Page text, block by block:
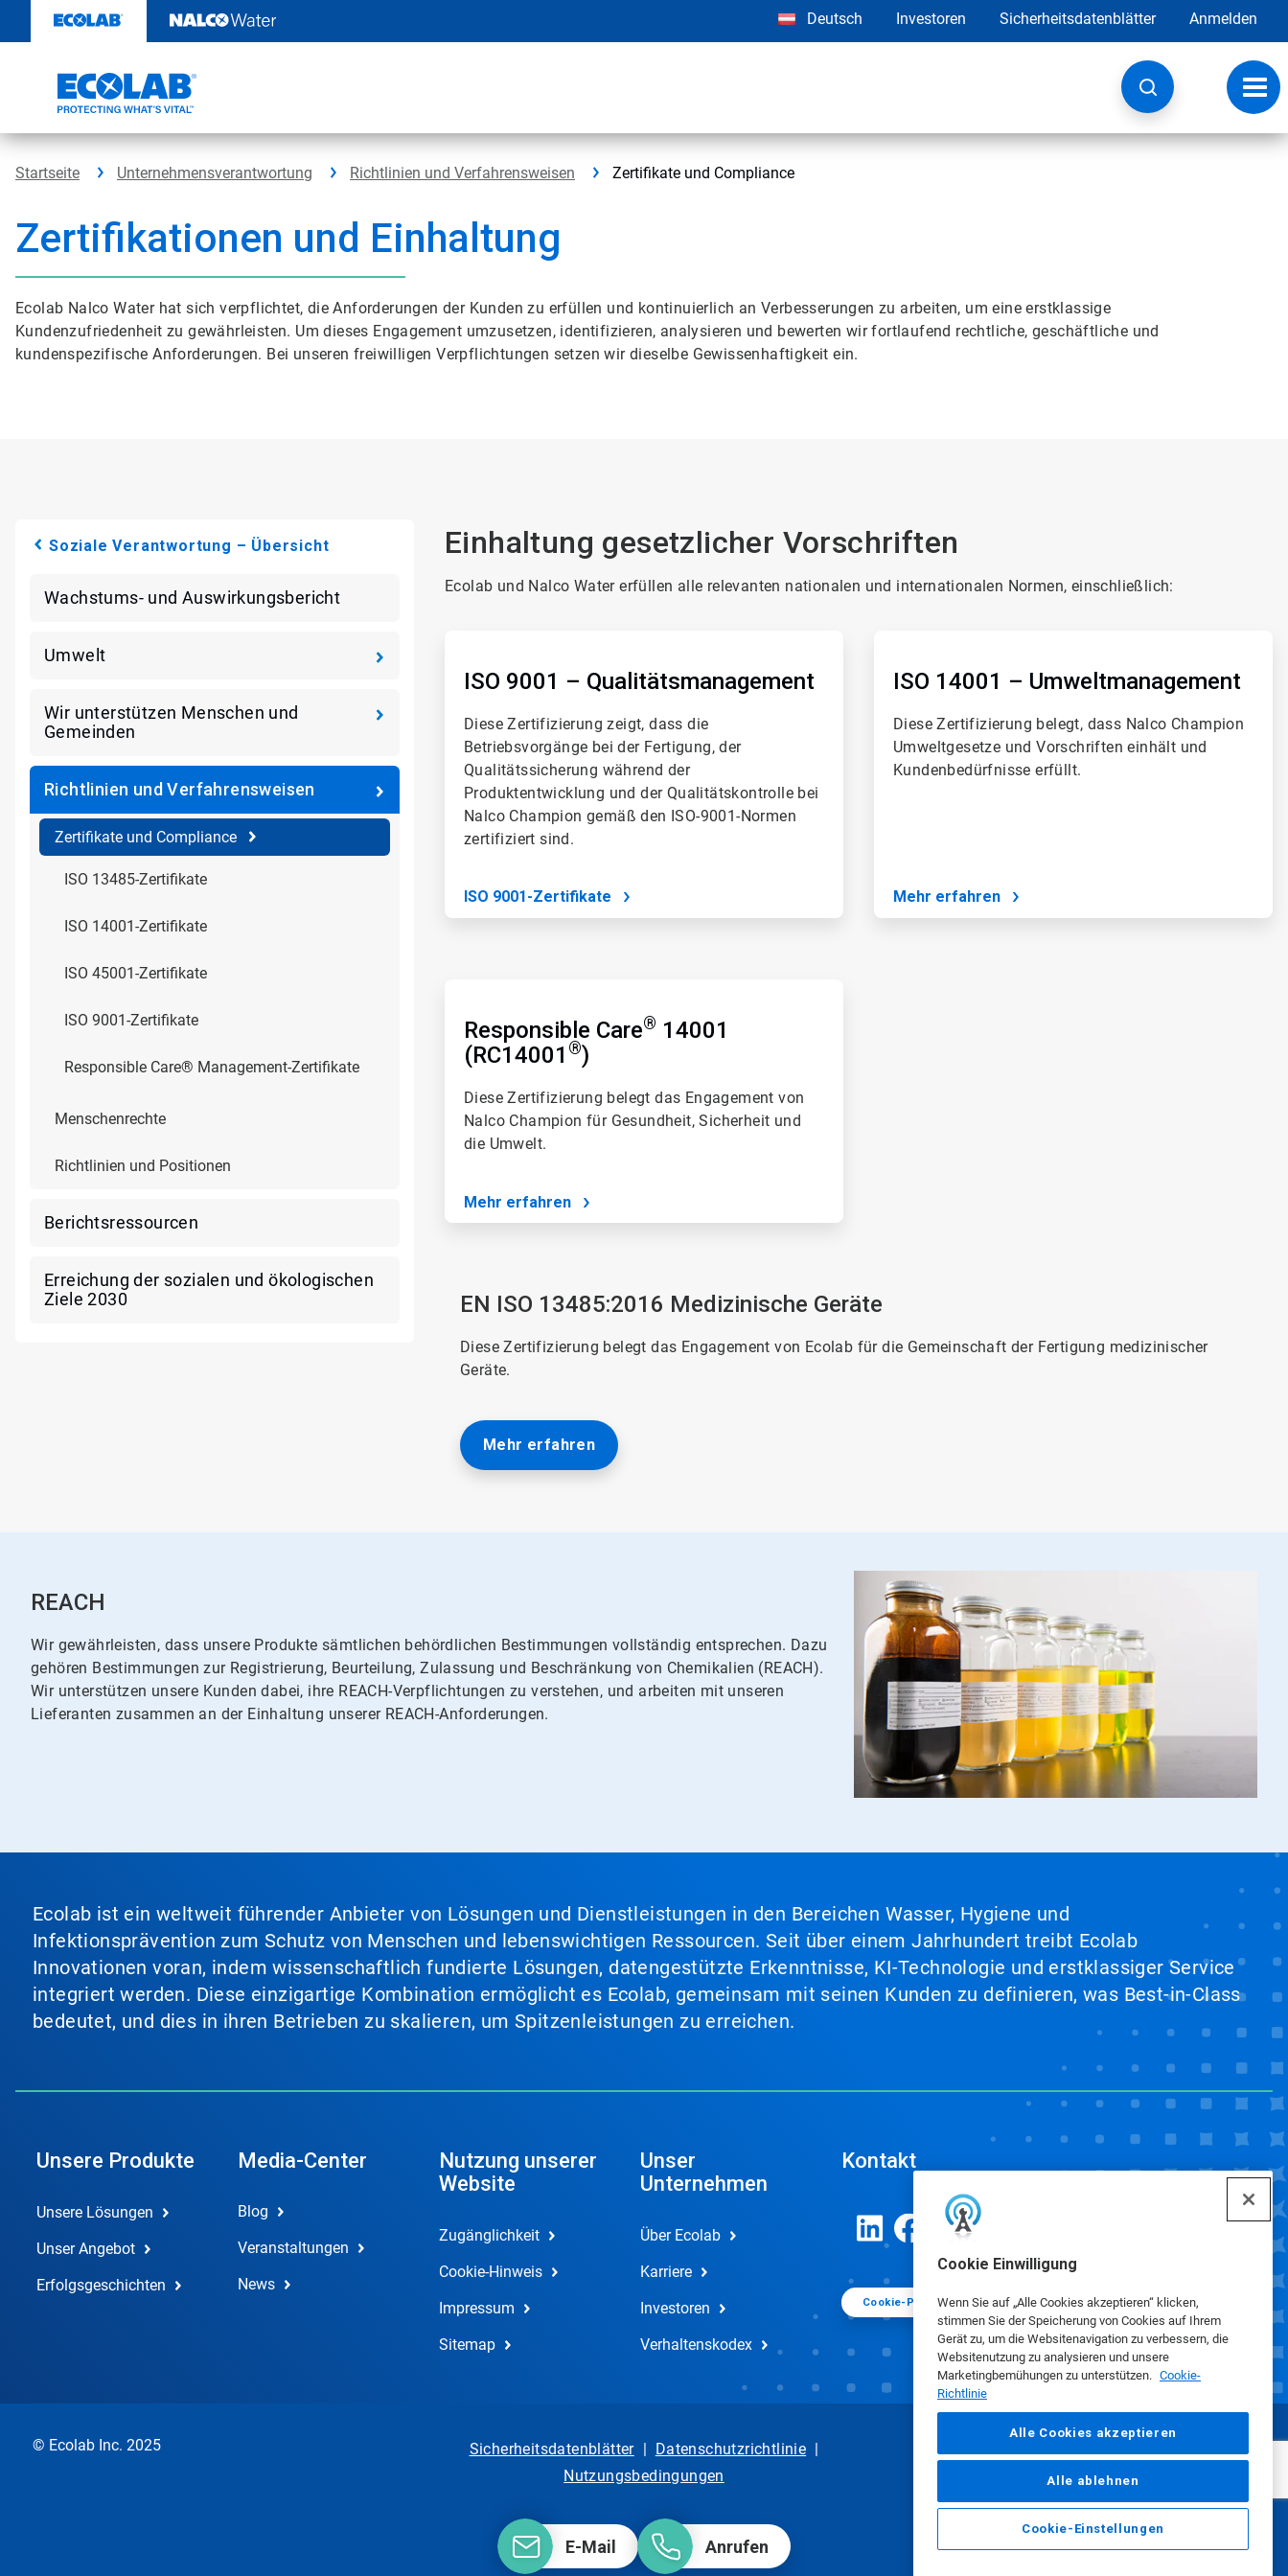
Inhalt
Cookie Einwilligung
Wenn Sie auf „Alle Cookies akzeptieren“ klicken,
stimmen Sie der Speicherung von Cookies auf Ihrem
Gerät zu, um die Websitenavigation zu verbessern, die
Websitenutzung zu analysieren und unsere
Marketingbemühungen zu unterstützen. Cookie-
Richtlinie
Alle Cookies akzeptieren
Alle ablehnen
Cookie-Einstellungen
Deutsch Investoren Sicherheitsdatenblätter Anmelden
Startseite Unternehmensverantwortung Richtlinien und Verfahrensweisen Zertifikate und Compliance
Zertifikationen und Einhaltung
Ecolab Nalco Water hat sich verpflichtet, die Anforderungen der Kunden zu erfüllen und kontinuierlich an Verbesserungen zu arbeiten, um eine erstklassige
Kundenzufriedenheit zu gewährleisten. Um dieses Engagement umzusetzen, identifizieren, analysieren und bewerten wir fortlaufend rechtliche, geschäftliche und
kundenspezifische Anforderungen. Bei unseren freiwilligen Verpflichtungen setzen wir dieselbe Gewissenhaftigkeit ein.
Soziale Verantwortung – Übersicht
Wachstums- und Auswirkungsbericht
Umwelt
Wir unterstützen Menschen und
Gemeinden
Richtlinien und Verfahrensweisen
Zertifikate und Compliance
ISO 13485-Zertifikate
ISO 14001-Zertifikate
ISO 45001-Zertifikate
ISO 9001-Zertifikate
Responsible Care® Management-Zertifikate
Menschenrechte
Richtlinien und Positionen
Berichtsressourcen
Erreichung der sozialen und ökologischen
Ziele 2030
Einhaltung gesetzlicher Vorschriften
Ecolab und Nalco Water erfüllen alle relevanten nationalen und internationalen Normen, einschließlich:
ISO 9001 – Qualitätsmanagement
Diese Zertifizierung zeigt, dass die
Betriebsvorgänge bei der Fertigung, der
Qualitätssicherung während der
Produktentwicklung und der Qualitätskontrolle bei
Nalco Champion gemäß den ISO-9001-Normen
zertifiziert sind.
ISO 9001-Zertifikate
ISO 14001 – Umweltmanagement
Diese Zertifizierung belegt, dass Nalco Champion
Umweltgesetze und Vorschriften einhält und
Kundenbedürfnisse erfüllt.
Mehr erfahren
Responsible Care® 14001
(RC14001 ®)
Diese Zertifizierung belegt das Engagement von
Nalco Champion für Gesundheit, Sicherheit und
die Umwelt.
Mehr erfahren
EN ISO 13485:2016 Medizinische Geräte
Diese Zertifizierung belegt das Engagement von Ecolab für die Gemeinschaft der Fertigung medizinischer
Geräte.
Mehr erfahren
REACH
Wir gewährleisten, dass unsere Produkte sämtlichen behördlichen Bestimmungen vollständig entsprechen. Dazu
gehören Bestimmungen zur Registrierung, Beurteilung, Zulassung und Beschränkung von Chemikalien (REACH).
Wir unterstützen unsere Kunden dabei, ihre REACH-Verpflichtungen zu verstehen, und arbeiten mit unseren
Lieferanten zusammen an der Einhaltung unserer REACH-Anforderungen.
Ecolab ist ein weltweit führender Anbieter von Lösungen und Dienstleistungen in den Bereichen Wasser, Hygiene und
Infektionsprävention zum Schutz von Menschen und lebenswichtigen Ressourcen. Seit über einem Jahrhundert treibt Ecolab
Innovationen voran, indem wissenschaftlich fundierte Lösungen, datengestützte Erkenntnisse, KI-Technologie und erstklassiger Service
integriert werden. Diese einzigartige Kombination ermöglicht es Ecolab, gemeinsam mit seinen Kunden zu definieren, was Best-in-Class
bedeutet, und dies in ihren Betrieben zu skalieren, um Spitzenleistungen zu erreichen.
Unsere Produkte
Unsere Lösungen
Unser Angebot
Erfolgsgeschichten
Media-Center
Blog
Veranstaltungen
News
Nutzung unserer
Website
Zugänglichkeit
Cookie-Hinweis
Impressum
Sitemap
Unser
Unternehmen
Über Ecolab
Karriere
Investoren
Verhaltenskodex
Kontakt
Cookie-Präferenzen
E-Mail Anrufen
© Ecolab Inc. 2025 Sicherheitsdatenblätter| Datenschutzrichtlinie
Nutzungsbedingungen